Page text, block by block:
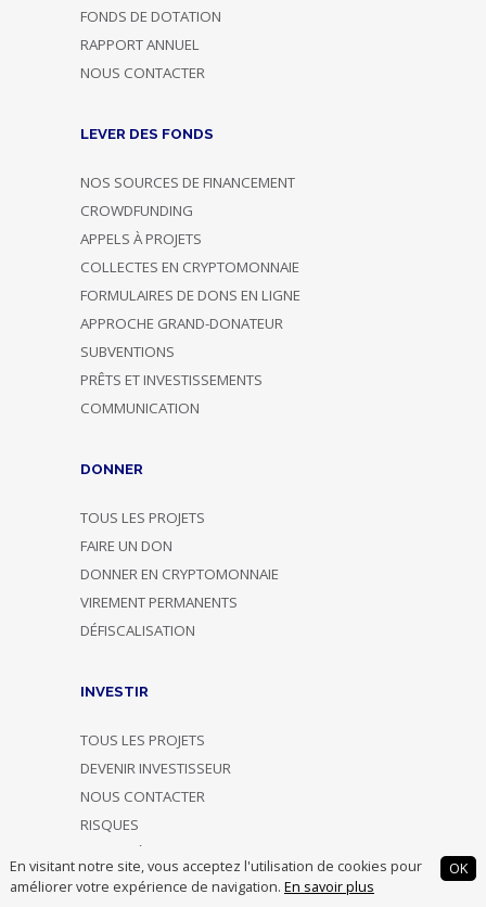
En visitant notre site, vous acceptez l'utilisation de cookies pour
améliorer votre expérience de navigation. En savoir plus
OK
FONDS DE DOTATION
RAPPORT ANNUEL
NOUS CONTACTER
LEVER DES FONDS
NOS SOURCES DE FINANCEMENT
CROWDFUNDING
APPELS À PROJETS
COLLECTES EN CRYPTOMONNAIE
FORMULAIRES DE DONS EN LIGNE
APPROCHE GRAND-DONATEUR
SUBVENTIONS
PRÊTS ET INVESTISSEMENTS
COMMUNICATION
DONNER
TOUS LES PROJETS
FAIRE UN DON
DONNER EN CRYPTOMONNAIE
VIREMENT PERMANENTS
DÉFISCALISATION
INVESTIR
TOUS LES PROJETS
DEVENIR INVESTISSEUR
NOUS CONTACTER
RISQUES
FISCALITÉ
FRAIS ET TARIFICATION